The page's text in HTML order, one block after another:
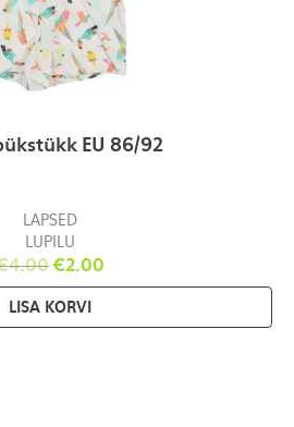
EU 86/92
LAPSED
LUPILU
4.00 €2.00
LISA KORVI